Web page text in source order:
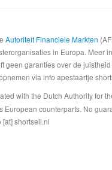
Autoriteit Financiele Markten
in Europa.
geen garanties over de
via info apestaartje
with the Dutch Authority for
counterparts. No
[at] shortsell.nl